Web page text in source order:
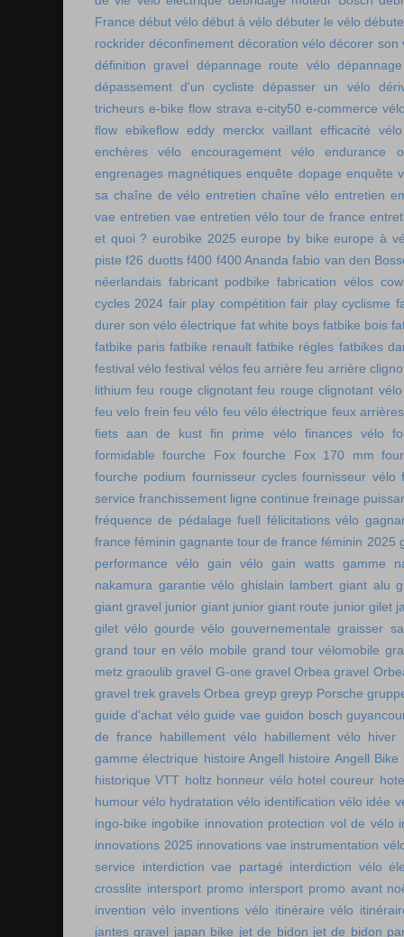
France début vélo début à vélo débuter le vélo
rockrider déconfinement décoration vélo décorer son
définition gravel
dépannage route vélo
dépassement d'un cycliste
dépasser un vélo
tricheurs e-bike flow strava e-city50 e-commerce
flow ebikeflow eddy merckx vaillant efficacité vélo
enchères vélo
encouragement vélo
endurance
engrenages magnétiques enquête dopage enquête
sa chaîne de vélo entretien chaîne vélo entretien
vae entretien vae entretien vélo tour de france
et quoi ? eurobike 2025 europe by bike europe à
piste f26 duotts f400 f400 Ananda fabio van den
néerlandais fabricant podbike fabrication vélos
cycles 2024 fair play compétition fair play cyclisme
durer son vélo électrique fat white boys fatbike bois
fatbike paris fatbike renault fatbike règles fatbikes
festival vélo festival vélos feu arrière feu arrière
lithium feu rouge clignotant feu rouge clignotant vélo
feu velo frein feu vélo feu vélo électrique feux
fiets aan de kust fin prime vélo finances vélo
formidable fourche Fox fourche Fox 170 mm
fourche podium fournisseur cycles fournisseur vélo
service franchissement ligne continue freinage
fréquence de pédalage fuell félicitations vélo
france féminin gagnante tour de france féminin 2025
performance vélo
gain vélo gain watts gamme
nakamura garantie vélo ghislain lambert giant alu
giant gravel junior giant junior giant route junior gilet
gilet vélo gourde vélo gouvernementale graisser
grand tour en vélo mobile grand tour vélomobile
metz graoulib gravel G-one gravel Orbea gravel
gravel trek gravels Orbea greyp greyp Porsche
guide d'achat vélo guide vae guidon bosch
de france
habillement vélo habillement vélo hiver
gamme électrique histoire Angell histoire Angell Bike
historique VTT holtz honneur vélo hotel coureur
humour vélo hydratation vélo identification vélo idée
ingo-bike ingobike innovation protection vol de vélo
innovations 2025 innovations vae instrumentation
service
interdiction vae partagé interdiction vélo
crosslite intersport promo intersport promo avant
invention vélo inventions vélo itinéraire vélo
jantes gravel japan bike jet de bidon jet de bidon